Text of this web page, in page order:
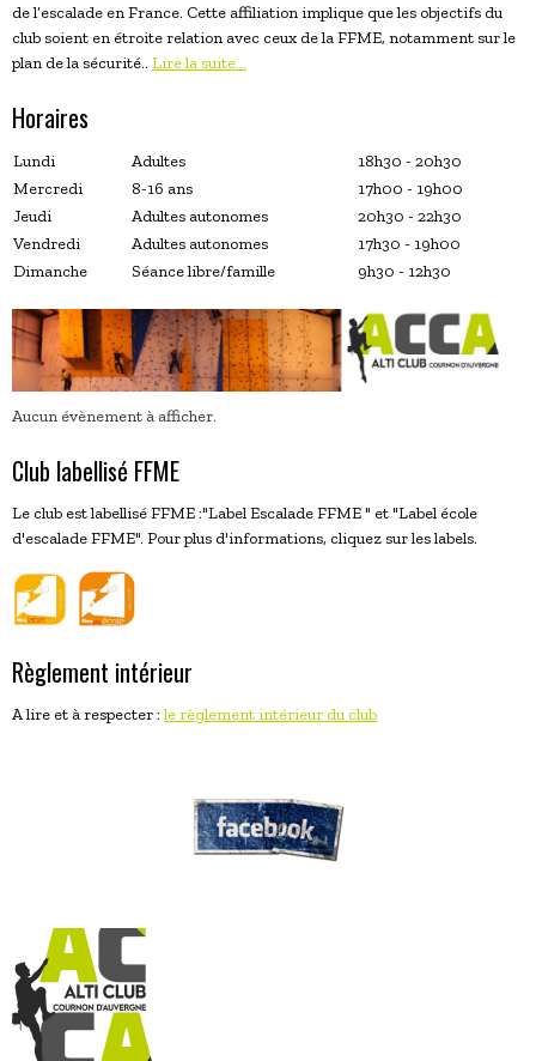
de l’escalade en France. Cette affiliation implique que les objectifs du
club soient en étroite relation avec ceux de la FFME, notamment sur le
plan de la sécurité.. Lire la suite...
Horaires
Lundi Adultes
18h30 - 20h30
Mercredi
8-16 ans
17h00 - 19h00
Jeudi
Adultes autonomes
20h30 - 22h30
Vendredi
Adultes autonomes
17h30 - 19h00
Dimanche
Séance libre/famille 9h30 - 12h30
Aucun évènement à afficher.
Club labellisé FFME
Le club est labellisé FFME :"Label Escalade FFME " et "Label école
d'escalade FFME". Pour plus d'informations, cliquez sur les labels.
Règlement intérieur
A lire et à respecter :le règlement intérieur du club